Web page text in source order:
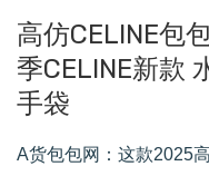
高仿CELINE包
季CELINE新款
手袋
A货包包网：这款2025